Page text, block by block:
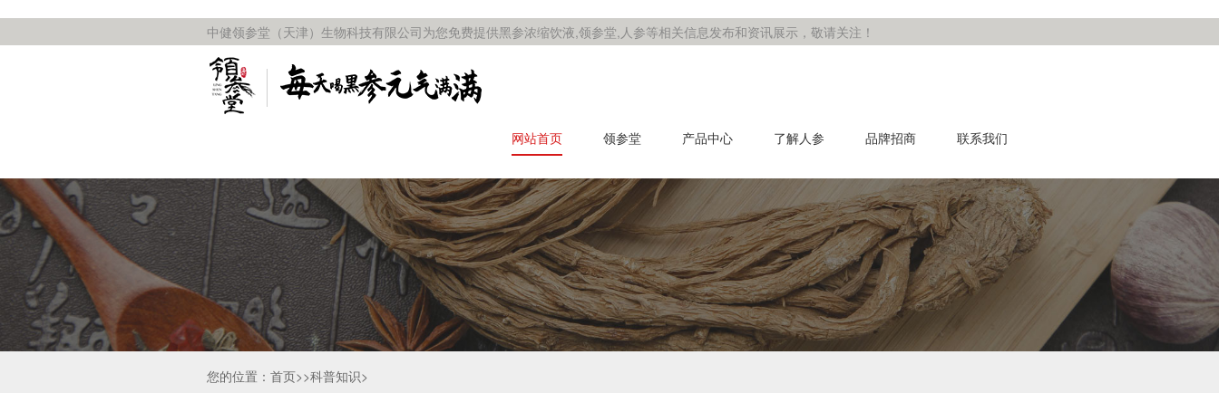
中健领参堂（天津）生物科技有限公司为您免费提供黑参浓缩饮液,领参堂,人参等相关信息发布和资讯展示，敬请关注！
网站首页 领参堂 产品中心 了解人参 品牌招商 联系我们
您的位置：首页>>科普知识>